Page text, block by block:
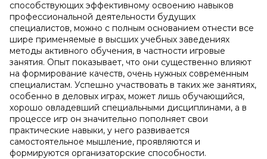
способствующих эффективному освоению навыков
профессиональной деятельности будущих
специалистов, можно с полным основанием отнести все
шире применяемые в высших учебных заведениях
методы активного обучения, в частности игровые
занятия. Опыт показывает, что они существенно влияют
на формирование качеств, очень нужных современным
специалистам. Успешно участвовать в таких же занятиях,
особенно в деловых играх, может лишь обучающийся,
хорошо овладевший специальными дисциплинами, а в
процессе игр он значительно пополняет свои
практические навыки, у него развивается
самостоятельное мышление, проявляются и
формируются организаторские способности.